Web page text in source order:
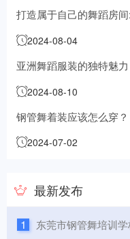
打造属于自己的舞蹈房
2024-08-04
亚洲舞蹈服装的独特魅力
2024-08-10
钢管舞着装应该怎么穿？
2024-07-02
最新发布
1 东莞市钢管舞培训